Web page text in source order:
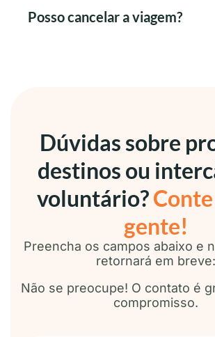
Posso cancelar a viagem?
Dúvidas sobre
destinos ou
voluntário?
gente!
Preencha os campos abaixo e
retornará em breve:
Não se preocupe! O contato é
compromisso.